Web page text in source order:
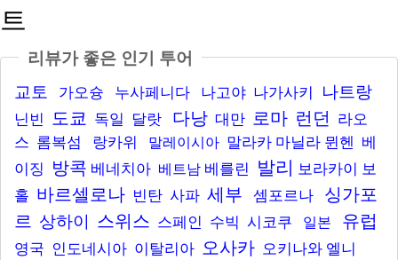
트
리뷰가 좋은 인기 투어
교토 가오슝 누사페니다 나고야 나가사키 나트랑
닌빈 도쿄 독일 달랏 다낭 대만 로마 런던 라오
스 롬복섬 랑카위 말레이시아 말라카 마닐라 뮌헨 베
이징 방콕 베네치아 베트남 베를린 발리 보라카이 보
홀 바르셀로나 빈탄 사파 세부 셈포르나
싱가포
르 상하이 스위스 스페인 수빅 시코쿠 일본 유럽
영국 인도네시아 이탈리아 오사카 오키나와 엘니